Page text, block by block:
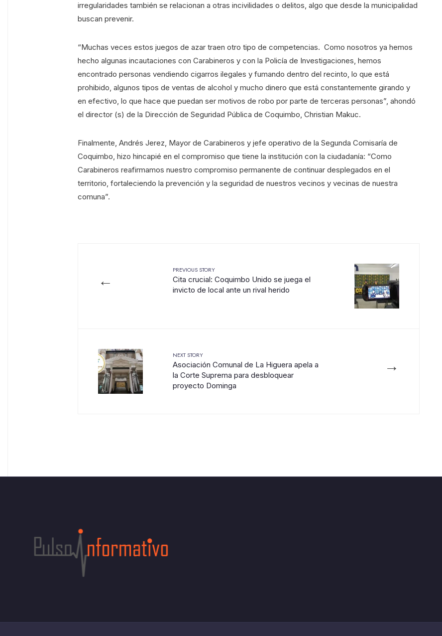
irregularidades también se relacionan a otras incivilidades o delitos, algo que desde la municipalidad
buscan prevenir.
“Muchas veces estos juegos de azar traen otro tipo de competencias. Como nosotros ya hemos
hecho algunas incautaciones con Carabineros y con la Policía de Investigaciones, hemos
encontrado personas vendiendo cigarros ilegales y fumando dentro del recinto, lo que está
prohibido, algunos tipos de ventas de alcohol y mucho dinero que está constantemente girando y
en efectivo, lo que hace que puedan ser motivos de robo por parte de terceras personas”, ahondó
el director (s) de la Dirección de Seguridad Pública de Coquimbo, Christian Makuc.
Finalmente, Andrés Jerez, Mayor de Carabineros y jefe operativo de la Segunda Comisaría de
Coquimbo, hizo hincapié en el compromiso que tiene la institución con la ciudadanía: “Como
Carabineros reafirmamos nuestro compromiso permanente de continuar desplegados en el
territorio, fortaleciendo la prevención y la seguridad de nuestros vecinos y vecinas de nuestra
comuna”.
←
PREVIOUS STORY
Cita crucial: Coquimbo Unido se juega el
invicto de local ante un rival herido
→
NEXT STORY
Asociación Comunal de La Higuera apela a
la Corte Suprema para desbloquear
proyecto Dominga